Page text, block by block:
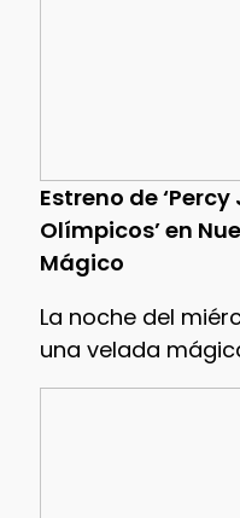
Estreno de
Olímpicos’ en
Mágico
La noche del
una velada